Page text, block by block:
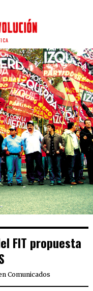
FIT propuesta
2016
Comunicados